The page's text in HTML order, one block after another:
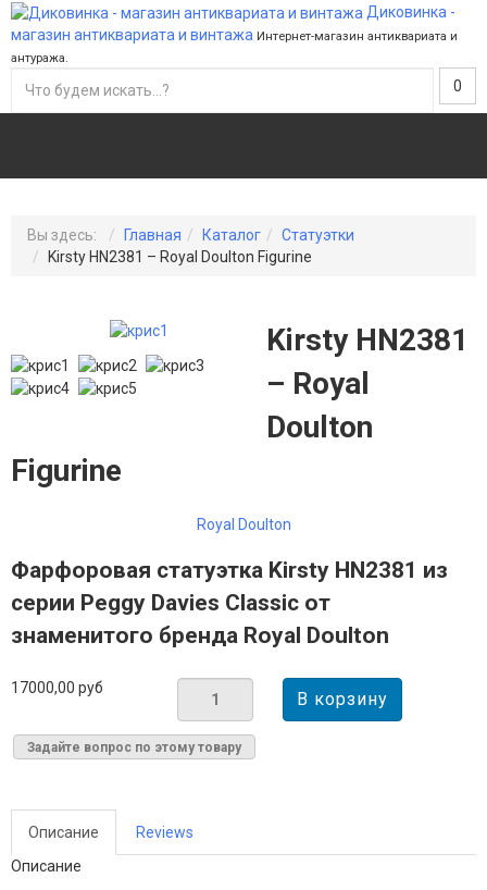
Диковинка -
магазин антиквариата и винтажа Интернет-магазин антиквариата и
антуража.
0
Вы здесь: Главная Каталог
Статуэтки
Kirsty HN2381 – Royal Doulton Figurine
Kirsty HN2381
– Royal
Doulton
Figurine
Royal Doulton
Фарфоровая статуэтка Kirsty HN2381 из
серии Peggy Davies Classic от
знаменитого бренда Royal Doulton
17000,00 руб
Задайте вопрос по этому товару
Описание
Reviews
Описание